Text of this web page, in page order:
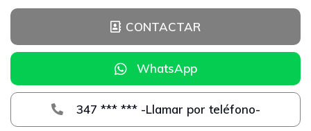
CONTACTAR
WhatsApp
347 *** *** -Llamar por teléfono-